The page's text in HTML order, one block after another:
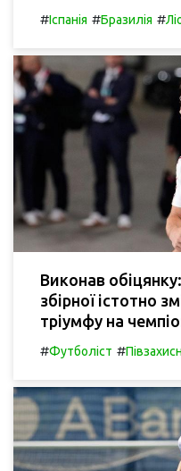
#Іспанія #Бразилія #
Виконав обіцянку:
збірної істотно
тріумфу на
#Футболіст #